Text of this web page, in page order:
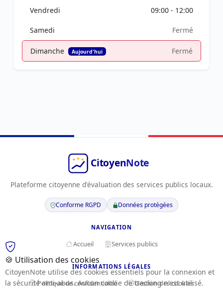
Vendredi
09:00 - 12:00
Samedi Fermé
Dimanche Aujourd'hui Fermé
Plateforme citoyenne d'évaluation des services publics locaux.
Conforme RGPD Données protégées
NAVIGATION
Accueil Services publics
INFORMATIONS LÉGALES
Politique de confidentialité Gestion des cookies
🍪 Utilisation des cookies
CitoyenNote utilise des cookies essentiels pour la connexion et
la sécurité anti-abus. Aucun cookie de tracking n'est utilisé.